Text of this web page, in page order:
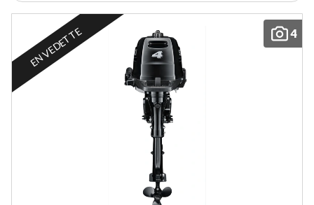
4
EN VEDETTE